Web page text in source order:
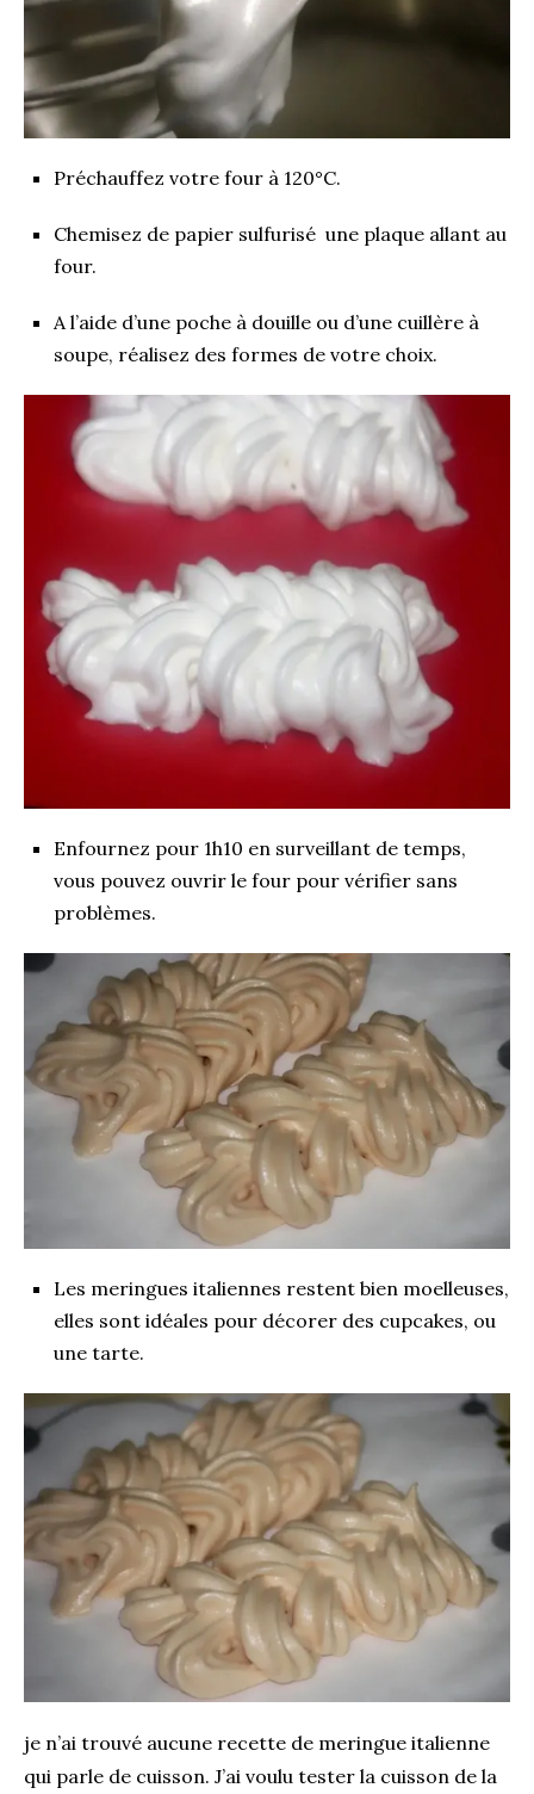
Préchauffez votre four à 120°C.
Chemisez de papier sulfurisé une plaque allant au
four.
A l’aide d’une poche à douille ou d’une cuillère à
soupe, réalisez des formes de votre choix.
Enfournez pour 1h10 en surveillant de temps,
vous pouvez ouvrir le four pour vérifier sans
problèmes.
Les meringues italiennes restent bien moelleuses,
elles sont idéales pour décorer des cupcakes, ou
une tarte.
je n’ai trouvé aucune recette de meringue italienne
qui parle de cuisson. J’ai voulu tester la cuisson de la